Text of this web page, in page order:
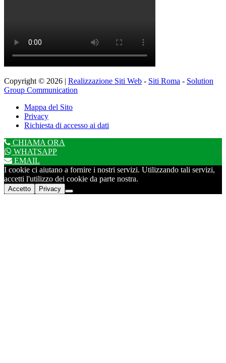
Copyright © 2026 | Realizzazione Siti Web - Siti Roma - Solution
Group Communication
Mappa del Sito
Privacy
Richiesta di accesso ai dati
CHIAMA ORA
WHATSAPP
EMAIL
I cookie ci aiutano a fornire i nostri servizi. Utilizzando tali servizi,
accetti l'utilizzo dei cookie da parte nostra.
Accetto Privacy